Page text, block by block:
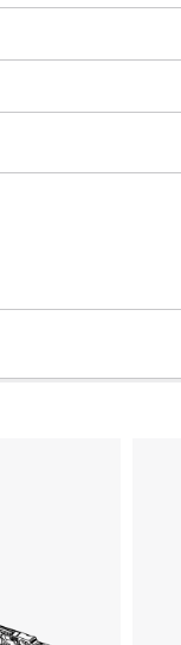
with their CMP to